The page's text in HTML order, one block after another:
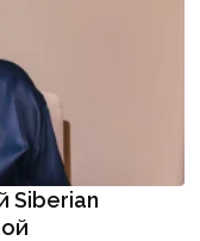
Siberian